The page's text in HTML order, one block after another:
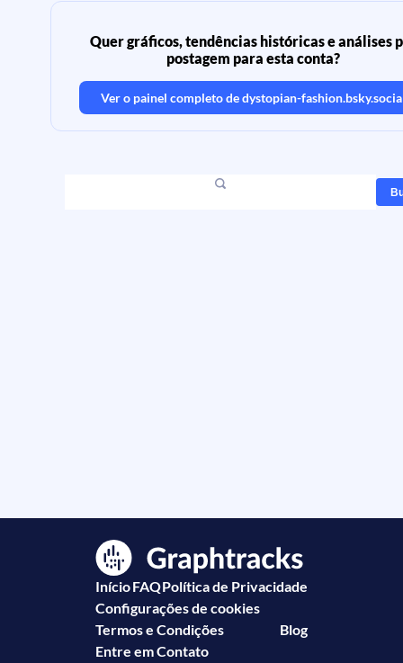
Quer gráficos, tendências históricas e análises
postagem para esta conta?
Ver o painel completo dedystopian-
InícioFAQPolítica de Privacidade
Configurações de cookies
Termos e Condições
Blog
Entre em Contato